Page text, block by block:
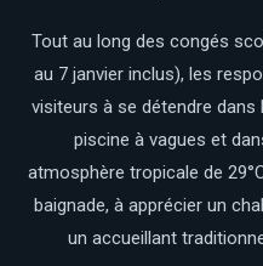
Tout au long des congés
au 7 janvier inclus), les
visiteurs à se détendre dans
piscine à vagues et
atmosphère tropicale de
baignade, à apprécier un
un accueillant